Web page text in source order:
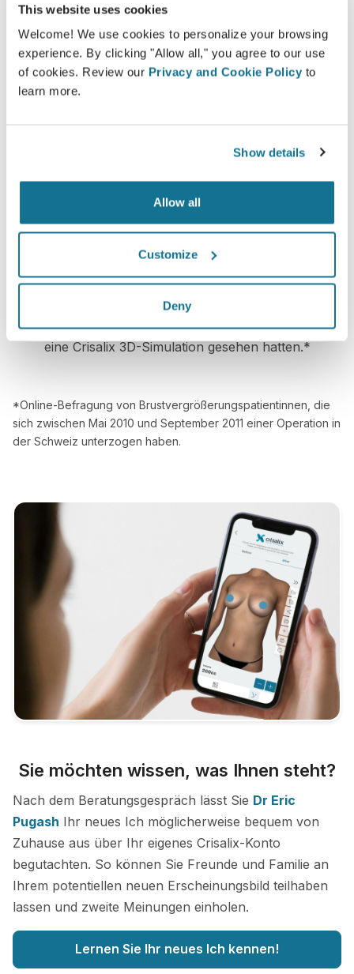
This website uses cookies
Welcome! We use cookies to personalize your browsing
experience. By clicking "Allow all," you agree to our use
of cookies. Review our Privacy and Cookie Policy to
learn more.
Show details
Allow all
Customize
Deny
miteinbezogen werden.
Zufrieden
100% der Frauen gaben an, entweder zufrieden
oder sehr zufrieden mit dem Ergebnis ihrer
Operation zu sein, nachdem sie vor dem Eingriff
eine Crisalix 3D-Simulation gesehen hatten.*
*Online-Befragung von Brustvergrößerungspatientinnen, die
sich zwischen Mai 2010 und September 2011 einer Operation in
der Schweiz unterzogen haben.
Sie möchten wissen, was Ihnen steht?
Nach dem Beratungsgespräch lässt Sie Dr Eric
Pugash Ihr neues Ich möglicherweise bequem von
Zuhause aus über Ihr eigenes Crisalix-Konto
begutachten. So können Sie Freunde und Familie an
Ihrem potentiellen neuen Erscheinungsbild teilhaben
lassen und zweite Meinungen einholen.
Lernen Sie Ihr neues Ich kennen!